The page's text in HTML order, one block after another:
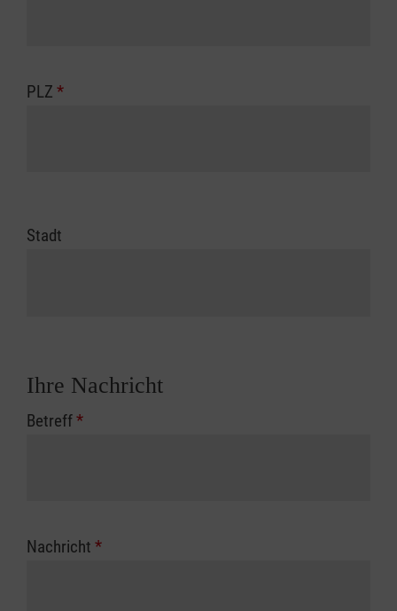
PLZ *
Stadt
Ihre Nachricht
Betreff*
Nachricht *